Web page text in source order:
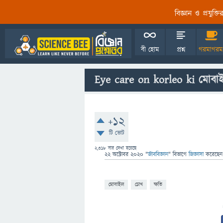
বিজ্ঞান ও
বী হোম প্রশ্ন
Eye care on korleo ki
+12
টি ভোট
2,318 বার দেখা হয়েছে
22 অক্টোবর 2020 "জীববিজ্ঞান" বিভাগে জিজ্ঞাসাকরেছেন
মোবাইল চোখ ক্ষতি